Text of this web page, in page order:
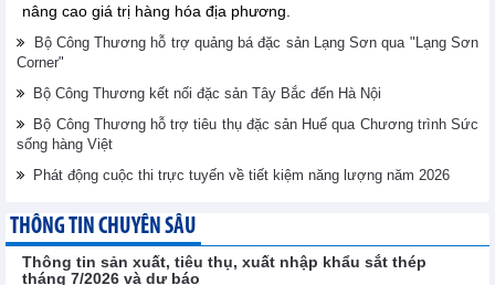
nâng cao giá trị hàng hóa địa phương.
Bộ Công Thương hỗ trợ quảng bá đặc sản Lạng Sơn qua "Lạng Sơn
Corner"
Bộ Công Thương kết nối đặc sản Tây Bắc đến Hà Nội
Bộ Công Thương hỗ trợ tiêu thụ đặc sản Huế qua Chương trình Sức
sống hàng Việt
Phát động cuộc thi trực tuyến về tiết kiệm năng lượng năm 2026
THÔNG TIN CHUYÊN SÂU
Thông tin sản xuất, tiêu thụ, xuất nhập khẩu sắt thép
tháng 7/2026 và dự báo